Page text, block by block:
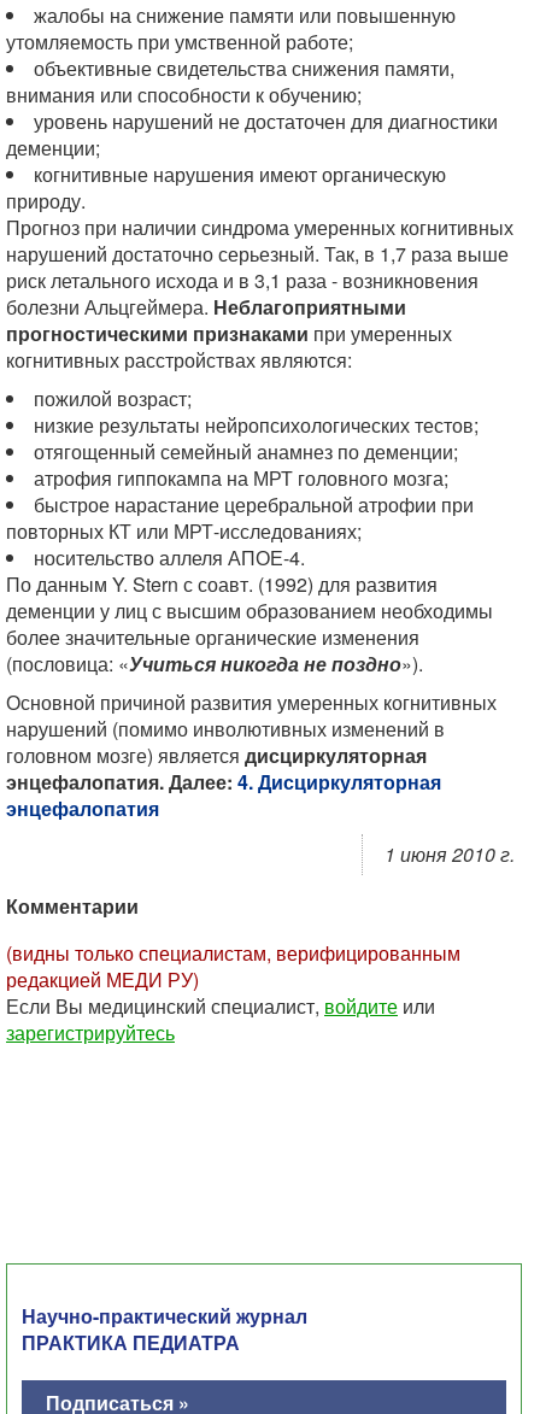
жалобы на снижение памяти или повышенную
утомляемость при умственной работе;
объективные свидетельства снижения памяти,
внимания или способности к обучению;
уровень нарушений не достаточен для диагностики
деменции;
когнитивные нарушения имеют органическую
природу.
Прогноз при наличии синдрома умеренных когнитивных
нарушений достаточно серьезный. Так, в 1,7 раза выше
риск летального исхода и в 3,1 раза - возникновения
болезни Альцгеймера. Неблагоприятными
прогностическими признаками при умеренных
когнитивных расстройствах являются:
пожилой возраст;
низкие результаты нейропсихологических тестов;
отягощенный семейный анамнез по деменции;
атрофия гиппокампа на МРТ головного мозга;
быстрое нарастание церебральной атрофии при
повторных КТ или МРТ-исследованиях;
носительство аллеля АПОЕ-4.
По данным Y. Stern с соавт. (1992) для развития
деменции у лиц с высшим образованием необходимы
более значительные органические изменения
(пословица: «Учиться никогда не поздно»).
Основной причиной развития умеренных когнитивных
нарушений (помимо инволютивных изменений в
головном мозге) является дисциркуляторная
энцефалопатия.Далее: 4. Дисциркуляторная
энцефалопатия
1 июня 2010 г.
Комментарии
(видны только специалистам, верифицированным
редакцией МЕДИ РУ)
Если Вы медицинский специалист, войдите или
зарегистрируйтесь
Научно-практический журнал
ПРАКТИКА ПЕДИАТРА
Подписаться »